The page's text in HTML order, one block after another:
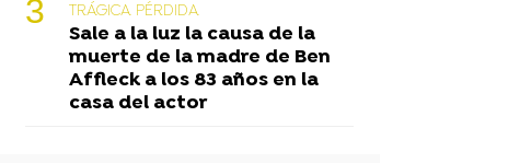
TRÁGICA PÉRDIDA
Sale a la luz la causa de la
muerte de la madre de Ben
Affleck a los 83 años en la
casa del actor